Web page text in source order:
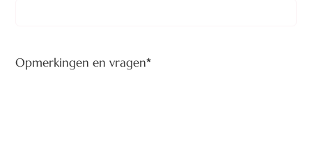
Opmerkingen en vragen*